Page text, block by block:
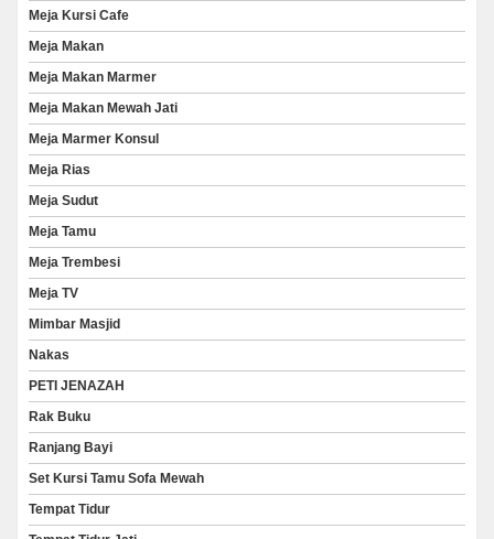
Meja Kursi Cafe
Meja Makan
Meja Makan Marmer
Meja Makan Mewah Jati
Meja Marmer Konsul
Meja Rias
Meja Sudut
Meja Tamu
Meja Trembesi
Meja TV
Mimbar Masjid
Nakas
PETI JENAZAH
Rak Buku
Ranjang Bayi
Set Kursi Tamu Sofa Mewah
Tempat Tidur